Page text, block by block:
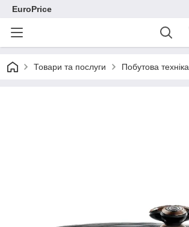
EuroPrice
Товари та послуги Побутова техніка